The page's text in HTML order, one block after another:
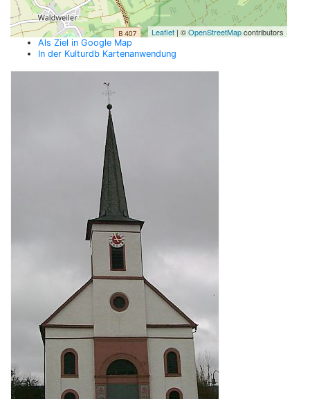
Leaflet | ©OpenStreetMapcontributors
Als Ziel in Google Map
In der Kulturdb Kartenanwendung